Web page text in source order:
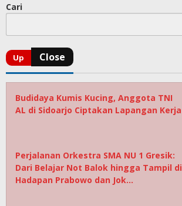
Cari
Budidaya Kumis Kucing, Anggota TNI
AL di Sidoarjo Ciptakan Lapangan Kerja
Perjalanan Orkestra SMA NU 1 Gresik:
Dari Belajar Not Balok hingga Tampil di
Hadapan Prabowo dan Jok…